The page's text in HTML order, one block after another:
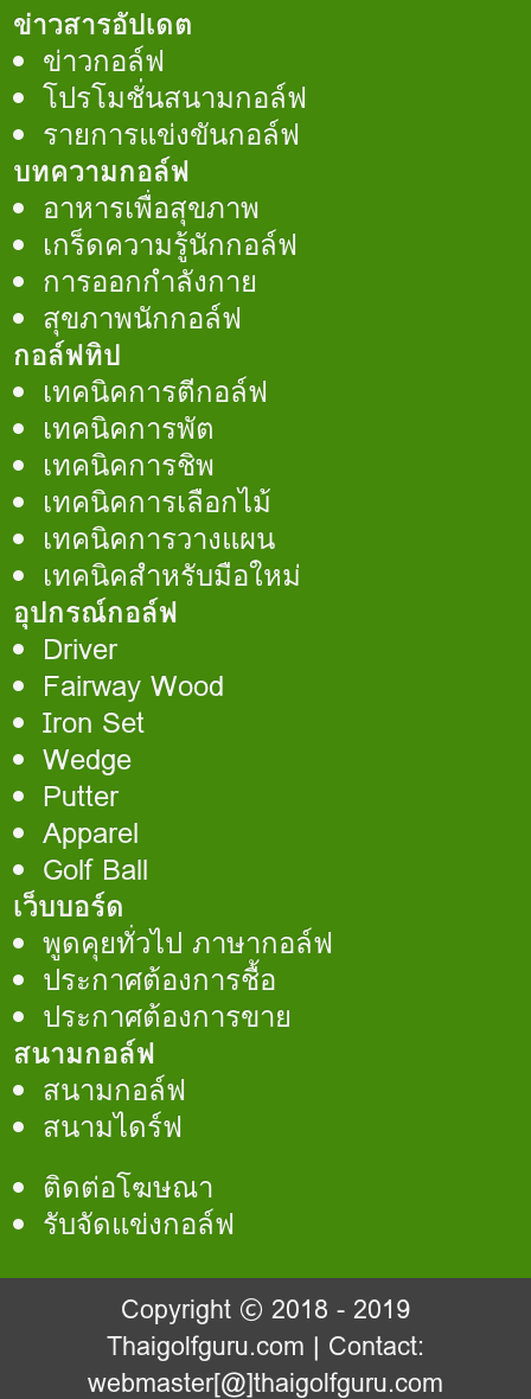
ข่าวสารอัปเดต
ข่าวกอล์ฟ
โปรโมชั่นสนามกอล์ฟ
รายการแข่งขันกอล์ฟ
บทความกอล์ฟ
อาหารเพื่อสุขภาพ
เกร็ดความรู้นักกอล์ฟ
การออกกำลังกาย
สุขภาพนักกอล์ฟ
กอล์ฟทิป
เทคนิคการตีกอล์ฟ
เทคนิคการพัต
เทคนิคการชิพ
เทคนิคการเลือกไม้
เทคนิคการวางแผน
เทคนิคสำหรับมือใหม่
อุปกรณ์กอล์ฟ
Driver
Fairway Wood
Iron Set
Wedge
Putter
Apparel
Golf Ball
เว็บบอร์ด
พูดคุยทั่วไป ภาษากอล์ฟ
ประกาศต้องการชื้อ
ประกาศต้องการขาย
สนามกอล์ฟ
สนามกอล์ฟ
สนามไดร์ฟ
ติดต่อโฆษณา
รับจัดแข่งกอล์ฟ
Copyright © 2018 - 2019
Thaigolfguru.com | Contact:
webmaster[@]thaigolfguru.com